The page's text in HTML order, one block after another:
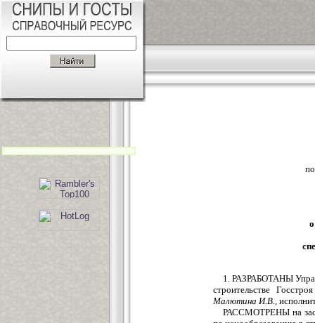
1. РАЗРАБОТАНЫ
строительстве
Малютина И.В.,
РАССМОТРЕНЫ на